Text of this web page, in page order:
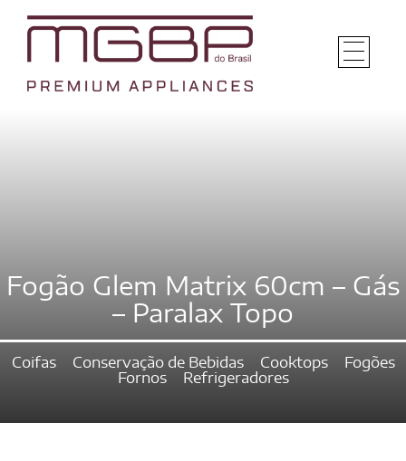
Fogão Glem Matrix 60cm – Gás
– Paralax Topo
Coifas Conservação de Bebidas Cooktops
Fogões
Fornos
Refrigeradores